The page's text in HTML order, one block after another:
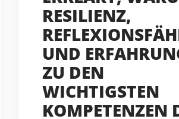
RESILIENZ,
UND
ZU DEN
WICHTIGSTEN
KOMPETENZEN